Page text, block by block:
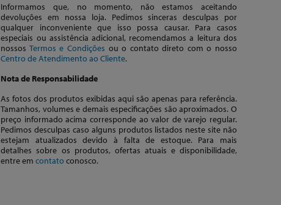
Informamos que, no momento, não estamos aceitando
devoluções em nossa loja. Pedimos sinceras desculpas por
qualquer inconveniente que isso possa causar. Para casos
especiais ou assistência adicional, recomendamos a leitura dos
nossos Termos e Condições ou o contato direto com o nosso
Centro de Atendimento ao Cliente.
Nota de Responsabilidade
As fotos dos produtos exibidas aqui são apenas para referência.
Tamanhos, volumes e demais especificações são aproximados. O
preço informado acima corresponde ao valor de varejo regular.
Pedimos desculpas caso alguns produtos listados neste site não
estejam atualizados devido à falta de estoque. Para mais
detalhes sobre os produtos, ofertas atuais e disponibilidade,
entre emcontato conosco.